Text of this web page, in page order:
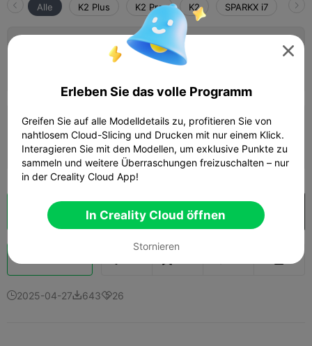
Alle K2 Plus K2 Pro K2 SPARKX i7
0,2 mm Schicht, 3 Wände, 15 % Füllung
0,2 mm Schicht, 2 Wände, 15 % Füllung
 06h 29m  1 plates  149.20g
Wolkenscheibe In Creality Cloud öffnen
2025-04-2764326

Erleben Sie das volle Programm
Greifen Sie auf alle Modelldetails zu, profitieren Sie von
nahtlosem Cloud-Slicing und Drucken mit nur einem Klick.
Interagieren Sie mit den Modellen, um exklusive Punkte zu
sammeln und weitere Überraschungen freizuschalten – nur
in der Creality Cloud App!
In Creality Cloud öffnen
Stornieren